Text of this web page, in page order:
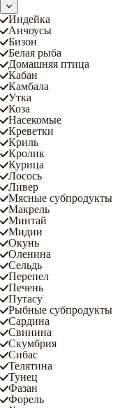
Индейка
Анчоусы
Бизон
Белая рыба
Домашняя птица
Кабан
Камбала
Утка
Коза
Насекомые
Креветки
Криль
Кролик
Курица
Лосось
Ливер
Мясные субпродукты
Макрель
Минтай
Мидии
Окунь
Оленина
Сельдь
Перепел
Печень
Путасу
Рыбные субпродукты
Сардина
Свинина
Скумбрия
Сибас
Телятина
Тунец
Фазан
Форель